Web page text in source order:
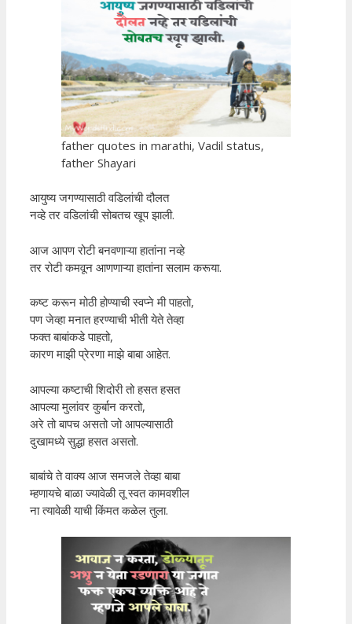
father quotes in marathi, Vadil status,
father Shayari
आयुष्य जगण्यासाठी वडिलांची दौलत
नव्हे तर वडिलांची सोबतच खूप झाली.
आज आपण रोटी बनवणाऱ्या हातांना नव्हे
तर रोटी कमवून आणणाऱ्या हातांना सलाम करूया.
कष्ट करून मोठी होण्याची स्वप्ने मी पाहतो,
पण जेव्हा मनात हरण्याची भीती येते तेव्हा
फक्त बाबांकडे पाहतो,
कारण माझी प्रेरणा माझे बाबा आहेत.
आपल्या कष्टाची शिदोरी तो हसत हसत
आपल्या मुलांवर कुर्बान करतो,
अरे तो बापच असतो जो आपल्यासाठी
दुखामध्ये सुद्धा हसत असतो.
बाबांचे ते वाक्य आज समजले तेव्हा बाबा
म्हणायचे बाळा ज्यावेळी तू स्वत कामवशील
ना त्यावेळी याची किंमत कळेल तुला.